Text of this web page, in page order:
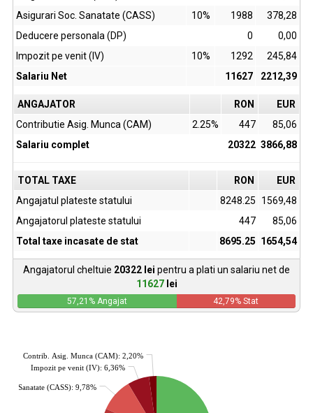
Asigurari Soc. Sanatate (CASS)
10% 1988
378,28
Deducere personala (DP)
0
0,00
Impozit pe venit (IV)
10% 1292
245,84
Salariu Net
11627 2212,39
ANGAJATOR RON
EUR
Contributie Asig. Munca (CAM)
2.25% 447
85,06
Salariu complet
20322 3866,88
TOTAL TAXE RON
EUR
Angajatul plateste statului
8248.25
1569,48
Angajatorul plateste statului
447
85,06
Total taxe incasate de stat
8695.25 1654,54
Angajatorul cheltuie 20322 lei pentru a plati un salariu net de
11627 lei
57,21 % Angajat 42,79% Stat
Sanatate (CASS): 9,78%
Impozit pe venit (IV): 6,36%
Contrib. Asig. Munca (CAM): 2,20%